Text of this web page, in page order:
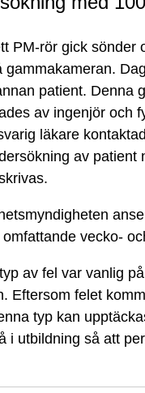
PM-rör gick sönder
gammakameran.
patient. Denna
av ingenjör och
läkare
av patient
vecko-
av fel var vanlig
Eftersom felet
typ kan
i utbildning så att